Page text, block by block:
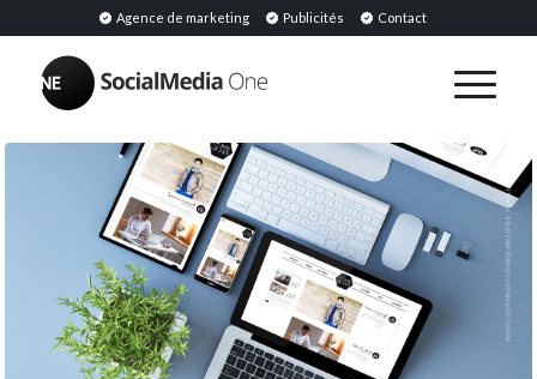
Agence de marketing Publicités Contact